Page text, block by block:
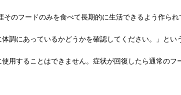
のフードのみを食べて長期的に生活できるよう作ら
調にあっているかどうかを確認してください。」とい
用することはできません。症状が回復したら通常のフ